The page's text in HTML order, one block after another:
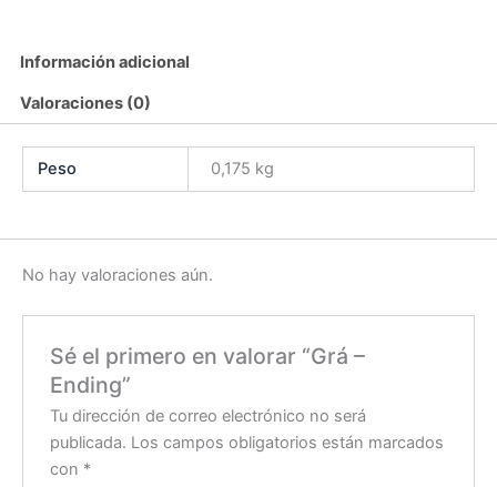
Información adicional
Valoraciones (0)
Peso 0,175 kg
No hay valoraciones aún.
Sé el primero en valorar “Grá –
Ending”
Tu dirección de correo electrónico no será
publicada. Los campos obligatorios están marcados
con *